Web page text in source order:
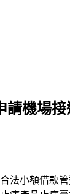
請機場接
法小額借款